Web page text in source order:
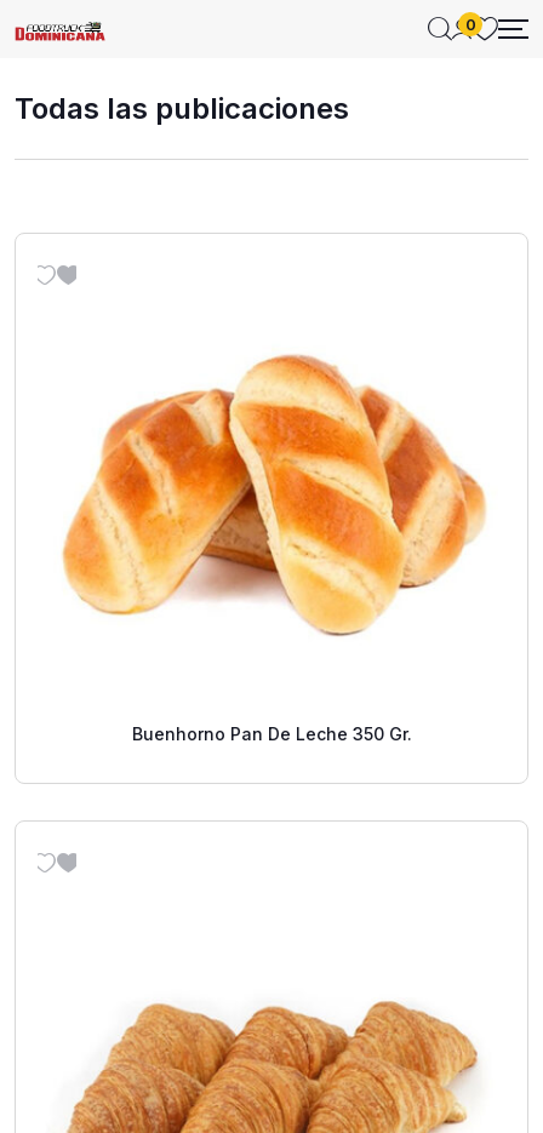
0
Todas las publicaciones
Buenhorno Pan De Leche 350 Gr.